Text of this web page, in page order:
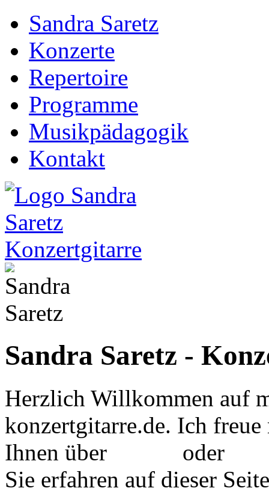
Sandra Saretz
Konzerte
Repertoire
Programme
Musikpädagogik
Kontakt
Sandra Saretz -
Herzlich Willkommen auf
konzertgitarre.de. Ich
Ihnen über
oder
Sie erfahren auf dieser